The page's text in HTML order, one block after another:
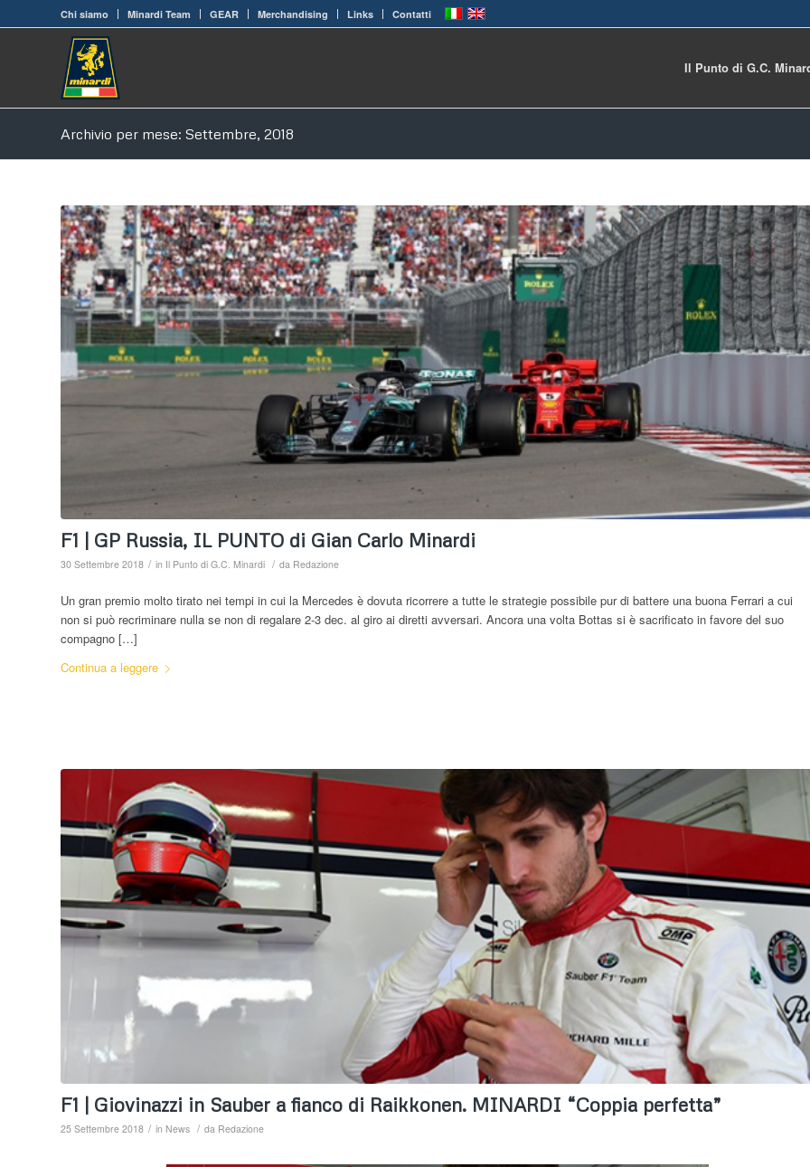
Chi siamo Minardi Team GEAR Merchandising Links Contatti
Il Punto di G.C.
Archivio per mese: Settembre, 2018
F1 | GP Russia, IL PUNTO di Gian Carlo Minardi
30 Settembre 2018 / in Il Punto di G.C. Minardi / da Redazione
Un gran premio molto tirato nei tempi in cui la Mercedes è dovuta ricorrere a tutte le strategie possibile pur di battere una buona Ferrari a cui
non si può recriminare nulla se non di regalare 2-3 dec. al giro ai diretti avversari. Ancora una volta Bottas si è sacrificato in favore del suo
compagno […]
Continua a leggere
F1 | Giovinazzi in Sauber a fianco di Raikkonen. MINARDI “Coppia perfetta”
25 Settembre 2018 / in News / da Redazione